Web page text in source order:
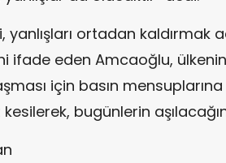
yanlışları ortadan kaldırmak
ifade eden Amcaoğlu,
için basın
bugünlerin